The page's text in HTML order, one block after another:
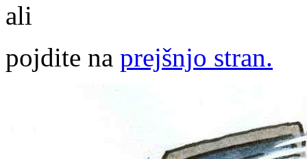
ali
pojdite na prejšnjo stran.